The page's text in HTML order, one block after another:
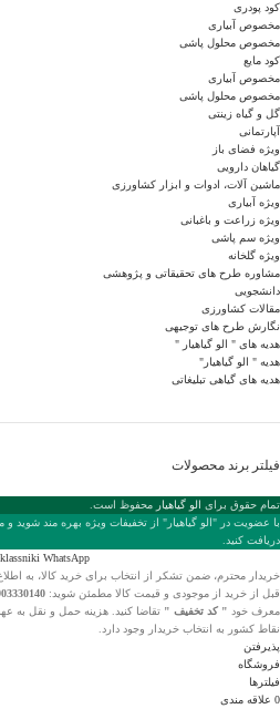
کود پودری
مخصوص آبیاری
مخصوص محلول پاشی
کود مایع
مخصوص آبیاری
مخصوص محلول پاشی
گل و گیاه زینتی
آپارتمانی
ویژه فضای باز
گیاهان دارویی
ماشین آلات، ادوات و ابزار کشاورزی
ویژه آبیاری
ویژه زراعت و باغبانی
ویژه سم پاشی
ویژه گلخانه
مشاوره طرح های تحقیقاتی و پژوهشی
دانشجویی
مقالات کشاورزی
نگارش طرح های توجیهی
هدیه های " الو گیاهیار "
هدیه " الو گیاهیار"
هدیه های گیاهی تبلیغاتی
فیلتر برند محصولات
تمام حقوق برای الو گیاهیار محفوظ است.
با عضويت در "الو گیاهیار" از تخفیفات ویژه بهره مند شوید
دریافت کنید.
WhatsApp
خریدار محترم، ضمن تشکر از انتخاب برای خرید کالا، به
قبل از خرید از موجودی و قیمت کالا مطمئن شوید:
معرف خود " کد تخفیف " تقاضا کنید. هزینه حمل و نقل به
نقاط کشور به انتخاب خریدار وجود دارد.
پذیرفتن
فروشگاه
فیلترها
0 علاقه مندی